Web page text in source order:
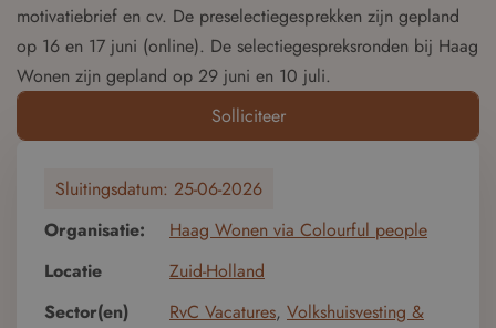
motivatiebrief en cv. De preselectiegesprekken zijn gepland
op 16 en 17 juni (online). De selectiegespreksronden bij Haag
Wonen zijn gepland op 29 juni en 10 juli.
Solliciteer
Sluitingsdatum: 25-06-2026
Organisatie:
Haag Wonen via Colourful people
Locatie
Zuid-Holland
Sector(en)
RvC Vacatures, Volkshuisvesting &